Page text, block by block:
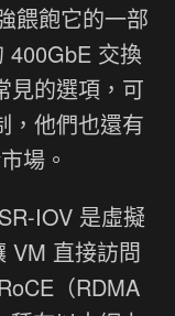
餵飽它的一部
400GbE 交換
見的選項，可
，他們也還有
場。
IOV 是虛擬
VM 直接訪問
（RDMA